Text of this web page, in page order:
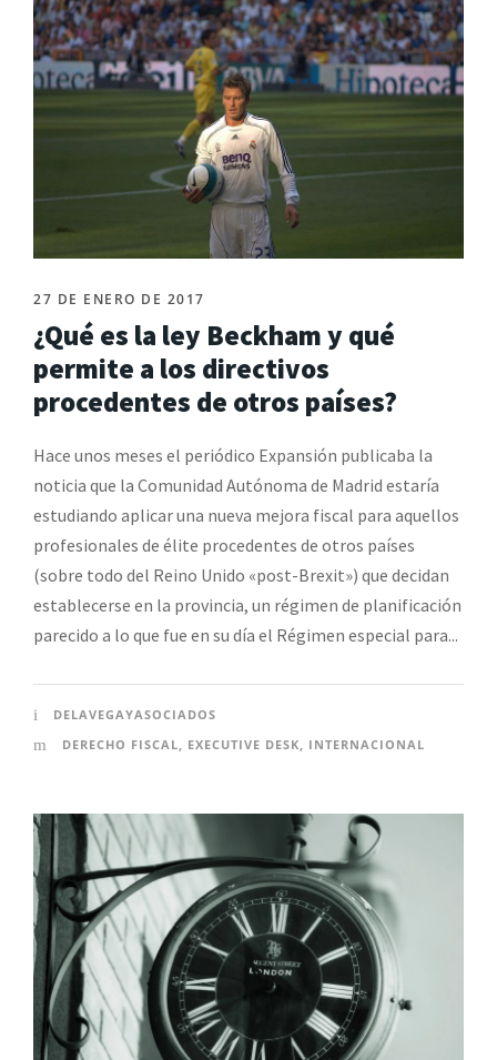
27 DE ENERO DE 2017
¿Qué es la ley Beckham y qué
permite a los directivos
procedentes de otros países?
Hace unos meses el periódico Expansión publicaba la
noticia que la Comunidad Autónoma de Madrid estaría
estudiando aplicar una nueva mejora fiscal para aquellos
profesionales de élite procedentes de otros países
(sobre todo del Reino Unido «post-Brexit») que decidan
establecerse en la provincia, un régimen de planificación
parecido a lo que fue en su día el Régimen especial para...
DELAVEGAYASOCIADOS
DERECHO FISCAL, EXECUTIVE DESK, INTERNACIONAL